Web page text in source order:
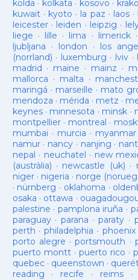
kolda · kolkata · kosovo ·
kuwait· kyoto · la paz · laos·
leicester· leiden · leipzig ·
liege · lille · lima · limerick·
ljubljana · london · los
(norrland) · luxemburg · lviv ·
madrid · maine · mainz ·
mallorca · malta ·
maringá · marseille · mato
mendoza · mérida · metz ·
keynes· minnesota · minsk ·
montpellier· montreal ·
mumbai · murcia · myanmar
namur· nancy · nanjing ·
nepal · neuchatel · new
(austràlia) · newcastle (uk) ·
niger· nigeria · norge
· nürnberg · oklahoma ·
osaka · ottawa ·
palestine · pamplona iruña ·
paraguay· parana ·paraty ·
perth ·philadelphia · phoenix
porto alegre ·portsmouth ·
puerto montt· puerto rico ·
quebec· queenstown ·
reading · recife · reims·